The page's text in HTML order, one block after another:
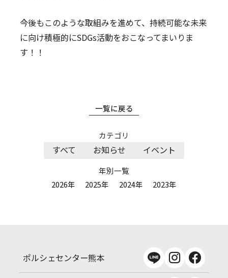
カテゴリ
すべて お知らせ イベント
年別一覧
2026年
2025年 2024年 2023年
今後もこのような取組みを進めて、持続可能な未来
に向け積極的にSDGs活動をおこなってまいりま
す！！
一覧に戻る
ポルシェセンター熊本